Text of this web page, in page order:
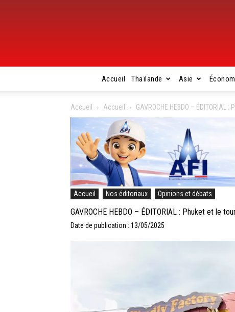
Accueil Thaïlande Asie
Accueil Accueil GAVROCHE HEBDO –
Accueil Nos éditoriaux Opinions et débats
GAVROCHE HEBDO – ÉDITORIAL : Phuket et le
Date de publication : 13/05/2025